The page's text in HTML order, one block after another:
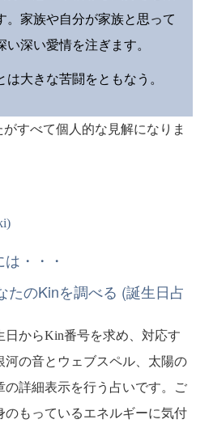
。家族や自分が家族と思って
い深い愛情を注ぎます。
大きな苦闘をともなう。
すべて個人的な見解になりま
・・・
たのKinを調べる (誕生日占
日からKin番号を求め、対応す
河の音とウェブスペル、太陽の
の詳細表示を行う占いです。ご
のもっているエネルギーに気付